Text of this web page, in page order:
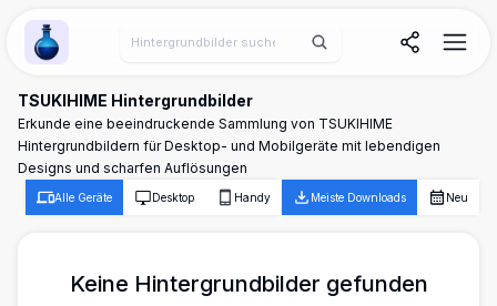
Wallpaper Alchemy
TSUKIHIME Hintergrundbilder
Erkunde eine beeindruckende Sammlung von TSUKIHIME
Hintergrundbildern für Desktop- und Mobilgeräte mit lebendigen
Designs und scharfen Auflösungen
Alle Geräte Desktop Handy Meiste Downloads Neu
Keine Hintergrundbilder gefunden